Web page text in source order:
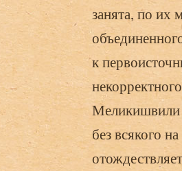
занята, по их
к
Меликишвили
без всякого